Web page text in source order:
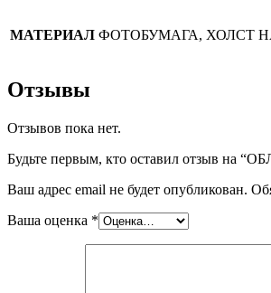
МАТЕРИАЛ ФОТОБУМАГА, ХОЛСТ
Отзывы
Отзывов пока нет.
Будьте первым, кто оставил отзыв
Ваш адрес email не будет опубликован.
Ваша оценка *